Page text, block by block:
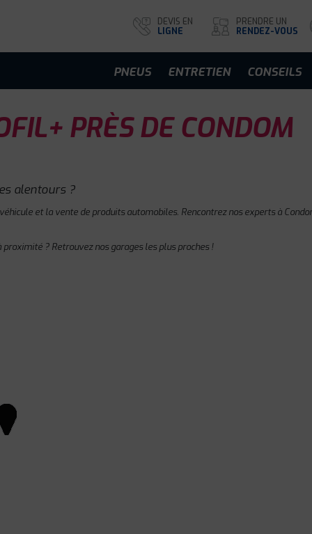
DEVIS EN
LIGNE
PRENDRE UN
RENDEZ-VOUS
PNEUS ENTRETIEN CONSEILS
PRÈS DE CONDOM
alentours ?
et la vente de produits automobiles. Rencontrez nos experts à
? Retrouvez nos garages les plus proches !